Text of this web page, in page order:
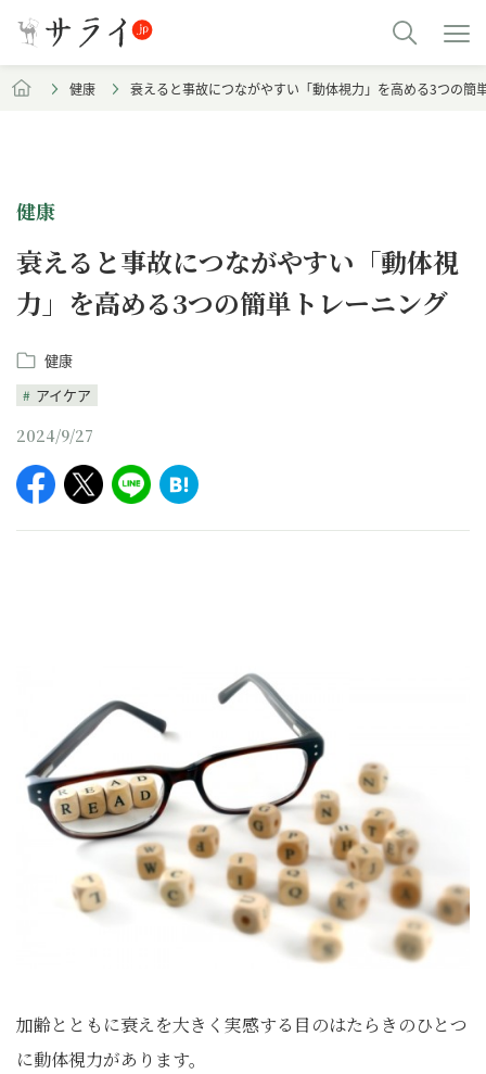
健康 衰えると事故につながやすい「動体視力」を高める3つの簡
健康
衰えると事故につながやすい「動体視
力」を高める3つの簡単トレーニング
健康
アイケア
2024/9/27
加齢とともに衰えを大きく実感する目のはたらきのひとつ
に動体視力があります。